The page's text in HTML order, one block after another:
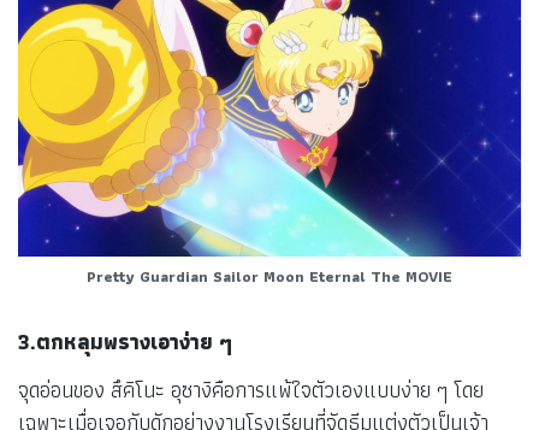
Pretty Guardian Sailor Moon Eternal The MOVIE
3.ตกหลุมพรางเอาง่าย ๆ
จุดอ่อนของ สึคิโนะ อุซางิคือการแพ้ใจตัวเองแบบง่าย ๆ โดย
เฉพาะเมื่อเจอกับดักอย่างงานโรงเรียนที่จัดธีมแต่งตัวเป็นเจ้า